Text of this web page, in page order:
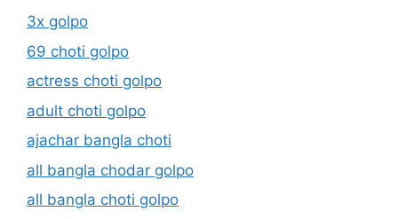
3x golpo
69 choti golpo
actress choti golpo
adult choti golpo
ajachar bangla choti
all bangla chodar golpo
all bangla choti golpo